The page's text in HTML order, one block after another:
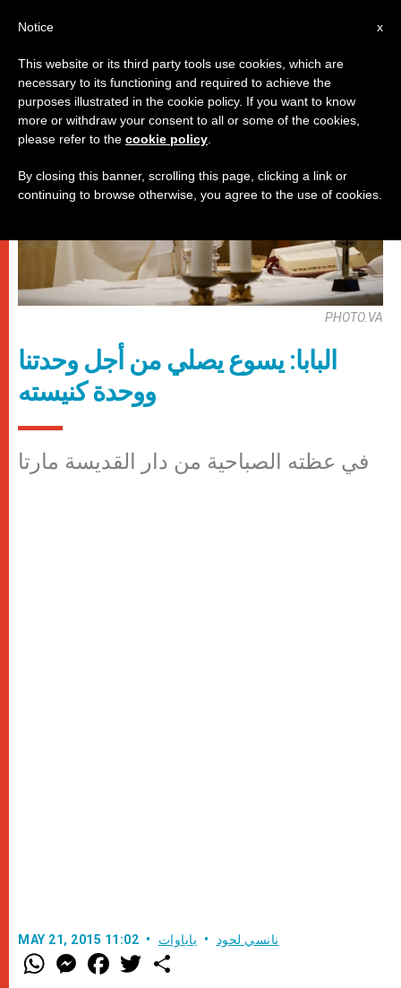
باباوات
PHOTO.VA
البابا: يسوع يصلي من أجل وحدتنا
ووحدة كنيسته
في عظته الصباحية من دار القديسة مارتا
MAY 21, 2015 11:02 نانسي لحود باباوات
W
h
M
e
F
a w
x
Notice
This website or its third party tools use cookies, which are
necessary to its functioning and required to achieve the
purposes illustrated in the cookie policy. If you want to know
more or withdraw your consent to all or some of the cookies,
please refer to the cookie policy
By closing this banner, scrolling this page, clicking a link or
continuing to browse otherwise, you agree to the use of cookies.